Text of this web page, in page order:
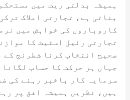
ہمیشہ بدلتی ریت میں
بناتی ہے، تجارتی املاک
کاروباروں کی خواہش میں
تجارتی رئیل اسٹیٹ کا
صحیح انتخاب کرنا شطرنج کے
جہاں ہر حرکت کا حساب لگانا
سرمایہ کار باخبر رہنے کی
ہیں، نظریں ہمیشہ افق پر